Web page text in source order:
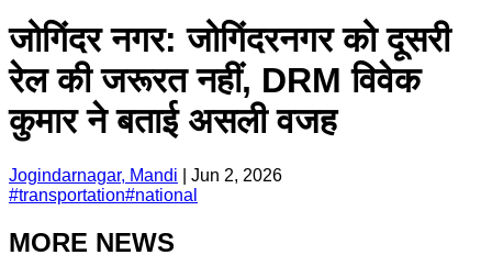
जोगिंदर नगर: जोगिंदरनगर को दूसरी
रेल की जरूरत नहीं, DRM विवेक
कुमार ने बताई असली वजह
Jogindarnagar, Mandi
Jun 2, 2026
#transportation#national
MORE NEWS